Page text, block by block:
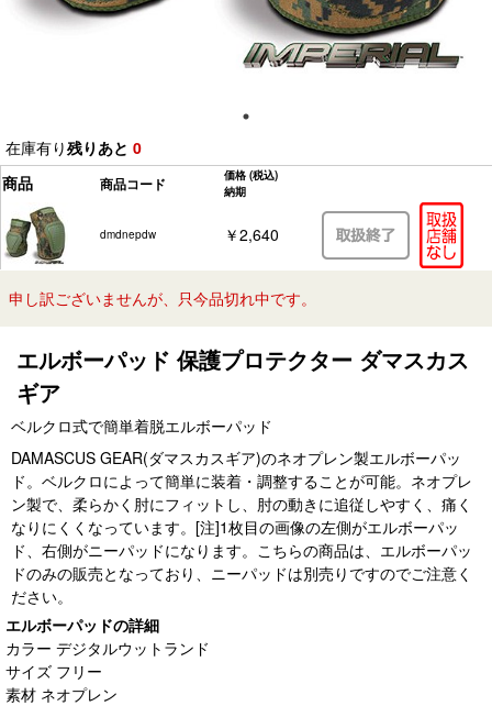
在庫有り残りあと 0
商品
商品コード 価格 (税込)
納期
dmdnepdw ￥2,640
申し訳ございませんが、只今品切れ中です。
エルボーパッド 保護プロテクター ダマスカス
ギア
ベルクロ式で簡単着脱エルボーパッド
DAMASCUS GEAR(ダマスカスギア)のネオプレン製エルボーパッ
ド。ベルクロによって簡単に装着・調整することが可能。ネオプレ
ン製で、柔らかく肘にフィットし、肘の動きに追従しやすく、痛く
なりにくくなっています。[注]1枚目の画像の左側がエルボーパッ
ド、右側がニーパッドになります。こちらの商品は、エルボーパッ
ドのみの販売となっており、ニーパッドは別売りですのでご注意く
ださい。
エルボーパッドの詳細
カラー デジタルウットランド
サイズ フリー
素材 ネオプレン